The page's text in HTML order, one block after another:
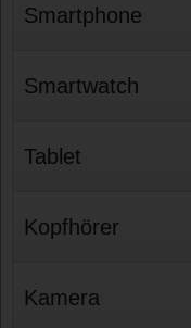
Smartphone
Smartwatch
Tablet
Kopfhörer
Kamera